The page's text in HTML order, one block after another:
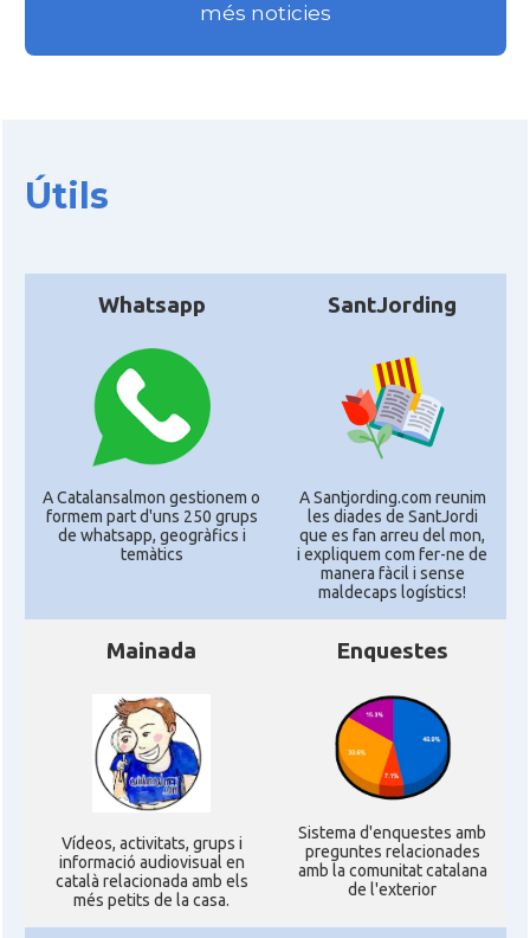
més noticies
Útils
Whatsapp
A Catalansalmon gestionem o
formem part d'uns 250 grups
de whatsapp, geogràfics i
temàtics
SantJording
A Santjording.com reunim
les diades de SantJordi
que es fan arreu del mon,
i expliquem com fer-ne de
manera fàcil i sense
maldecaps logí­stics!
Mainada
Ví­deos, activitats, grups i
informació audiovisual en
català relacionada amb els
més petits de la casa.
Enquestes
Sistema d'enquestes amb
preguntes relacionades
amb la comunitat catalana
de l'exterior